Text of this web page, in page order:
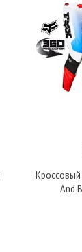
Кроссовый
And